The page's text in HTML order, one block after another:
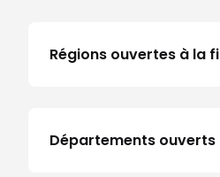
Régions ouvertes à la
Départements ouverts